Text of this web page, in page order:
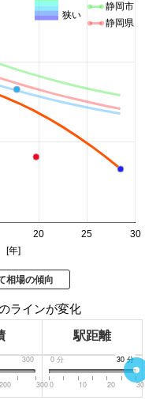
20 25 30
[年]
静岡市
静岡県
狭い
相場の傾向
ラインが変化
駅距離
300
200 300
0 分 30 分
30 分
0 10 20 30